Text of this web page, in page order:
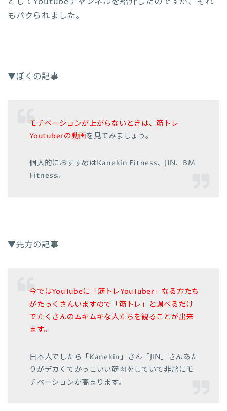
もパクられました。
▼ぼくの記事
モチベーションが上がらないときは、筋トレ
Youtuberの動画を見てみましょう。
個人的におすすめはKanekin Fitness、JIN、BM
Fitness。
▼先方の記事
今ではYouTubeに「筋トレYouTuber」なる方たち
がたっくさんいますので「筋トレ」と調べるだけ
でたくさんのムキムキな人たちを観ることが出来
ます。
日本人でしたら「Kanekin」さん「JIN」さんあた
りがデカくてかっこいい筋肉をしていて非常にモ
チベーションが高まります。